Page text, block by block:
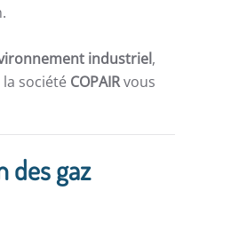
industriel,
société COPAIRvous
des gaz